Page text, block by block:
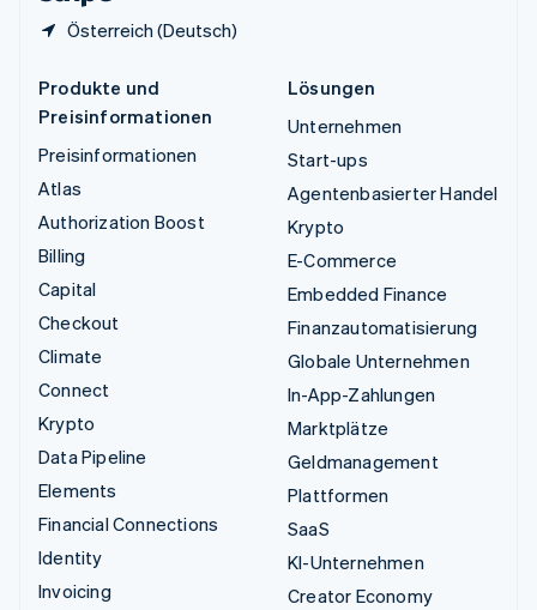
Österreich (Deutsch)
Produkte und
Preisinformationen
Preisinformationen
Atlas
Authorization Boost
Billing
Capital
Checkout
Climate
Connect
Krypto
Data Pipeline
Elements
Financial Connections
Identity
Invoicing
Lösungen
Unternehmen
Start-ups
Agentenbasierter Handel
Krypto
E-Commerce
Embedded Finance
Finanzautomatisierung
Globale Unternehmen
In-App-Zahlungen
Marktplätze
Geldmanagement
Plattformen
SaaS
KI-Unternehmen
Creator Economy